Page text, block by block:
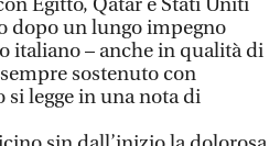
Egitto, Qatar e Stati Uniti
dopo un lungo impegno
italiano – anche in qualità di
sostenuto con
si legge in una nota di